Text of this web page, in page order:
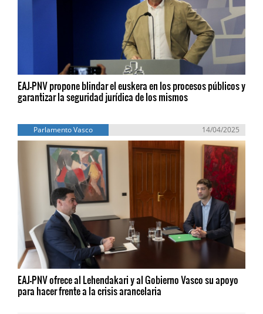
EAJ-PNV propone blindar el euskera en los procesos públicos y
garantizar la seguridad jurídica de los mismos
Parlamento Vasco 14/04/2025
EAJ-PNV ofrece al Lehendakari y al Gobierno Vasco su apoyo
para hacer frente a la crisis arancelaria